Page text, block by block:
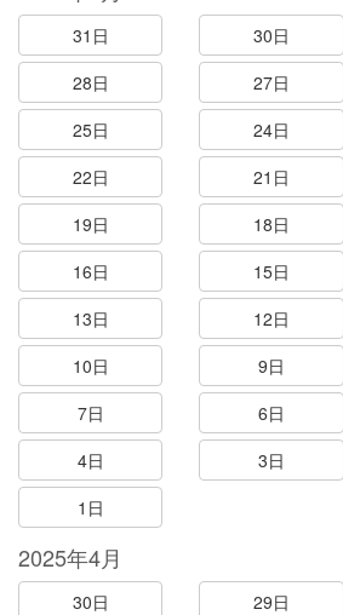
31日 30日
28日
27日
25日
24日
22日
21日
19日
18日
16日
15日
13日
12日
10日
9日
7日
6日
4日
3日
1日
2025年4月
30日 29日